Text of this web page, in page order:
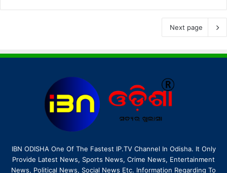
Next page
IBN ODISHA One Of The Fastest IP.TV Channel In Odisha. It Only
Provide Latest News, Sports News, Crime News, Entertainment
News, Political News, Social News Etc. Information Regarding To